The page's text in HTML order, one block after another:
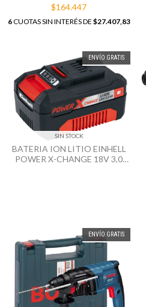
9
$164.447
6CUOTAS SIN INTERÉS DE $27.407,83
ENVÍO GRATIS
SIN STOCK
BATERIA ION LITIO EINHELL
POWER X-CHANGE 18V 3,0
ENVÍO GRATIS